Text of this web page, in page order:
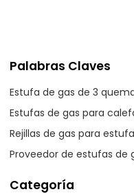
Palabras Claves
Estufa de gas de 3
Estufas de gas para
Rejillas de gas para
Proveedor de estufas de
Categoría